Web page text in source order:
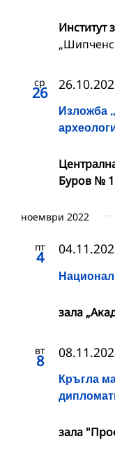
Институт
ср
26
Изложба
Буров № 1
ноември 2022
пт
4
зала
вт
8
Кръгла
зала